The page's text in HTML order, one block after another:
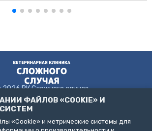
2026 ВК Сложного случая
соглашение
ФАЙЛОВ «COOKIE» И
«Cookie» и метрические системы для